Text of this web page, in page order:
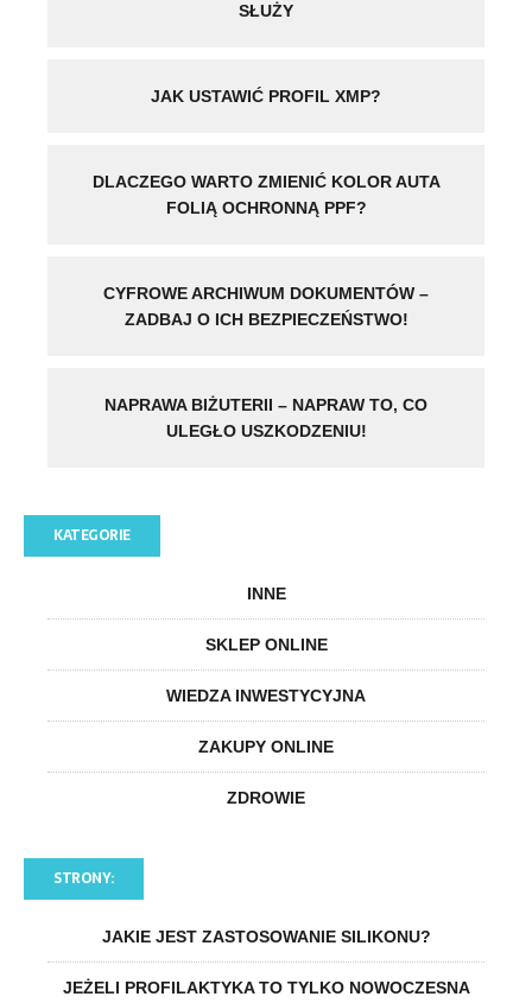
SŁUŻY
JAK USTAWIĆ PROFIL XMP?
DLACZEGO WARTO ZMIENIĆ KOLOR AUTA
FOLIĄ OCHRONNĄ PPF?
CYFROWE ARCHIWUM DOKUMENTÓW –
ZADBAJ O ICH BEZPIECZEŃSTWO!
NAPRAWA BIŻUTERII – NAPRAW TO, CO
ULEGŁO USZKODZENIU!
KATEGORIE
INNE
SKLEP ONLINE
WIEDZA INWESTYCYJNA
ZAKUPY ONLINE
ZDROWIE
STRONY:
JAKIE JEST ZASTOSOWANIE SILIKONU?
JEŻELI PROFILAKTYKA TO TYLKO NOWOCZESNA